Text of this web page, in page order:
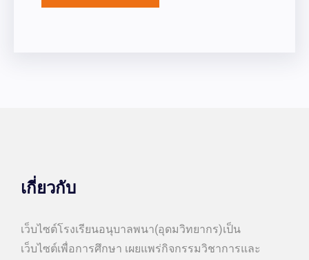
เกี่ยวกับ
เว็บไซต์โรงเรียนอนุบาลพนา(อุดมวิทยากร)เป็น
เว็บไซต์เพื่อการศึกษา เผยแพร่กิจกรรมวิชาการและ